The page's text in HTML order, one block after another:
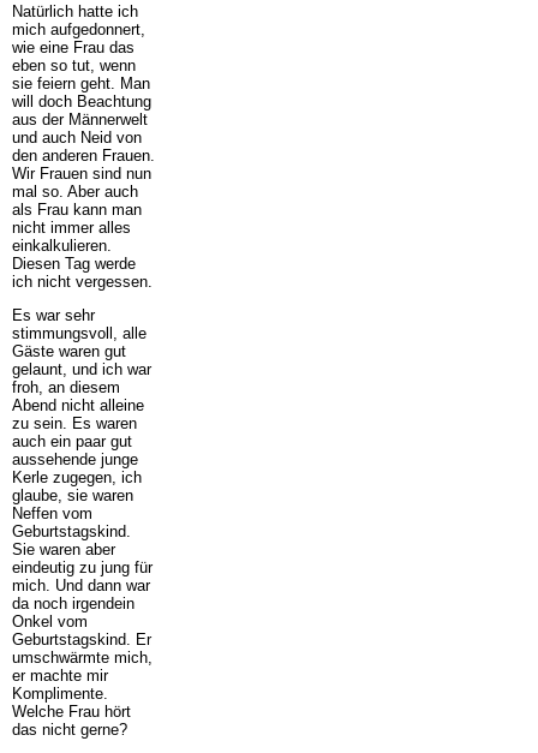
Natürlich hatte ich
mich aufgedonnert,
wie eine Frau das
eben so tut, wenn
sie feiern geht. Man
will doch Beachtung
aus der Männerwelt
und auch Neid von
den anderen Frauen.
Wir Frauen sind nun
mal so. Aber auch
als Frau kann man
nicht immer alles
einkalkulieren.
Diesen Tag werde
ich nicht vergessen.
Es war sehr
stimmungsvoll, alle
Gäste waren gut
gelaunt, und ich war
froh, an diesem
Abend nicht alleine
zu sein. Es waren
auch ein paar gut
aussehende junge
Kerle zugegen, ich
glaube, sie waren
Neffen vom
Geburtstagskind.
Sie waren aber
eindeutig zu jung für
mich. Und dann war
da noch irgendein
Onkel vom
Geburtstagskind. Er
umschwärmte mich,
er machte mir
Komplimente.
Welche Frau hört
das nicht gerne?